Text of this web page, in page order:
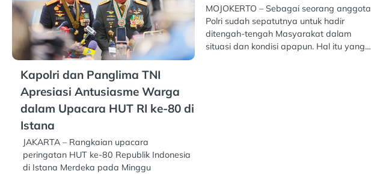
Kapolri dan Panglima TNI
Apresiasi Antusiasme Warga
dalam Upacara HUT RI ke-80 di
Istana
JAKARTA – Rangkaian upacara
peringatan HUT ke-80 Republik Indonesia
di Istana Merdeka pada Minggu
MOJOKERTO – Sebagai seorang anggota
Polri sudah sepatutnya untuk hadir
ditengah-tengah Masyarakat dalam
situasi dan kondisi apapun. Hal itu yang…